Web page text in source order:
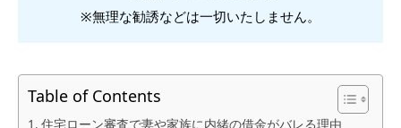
※無理な勧誘などは一切いたしません。
Table of Contents
住宅ローン審査で妻や家族に内緒の借金がバレる理由